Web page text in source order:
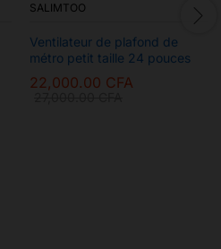
SALIMTOO
Ventilateur de plafond de
métro petit taille 24 pouces
22,000.00 CFA